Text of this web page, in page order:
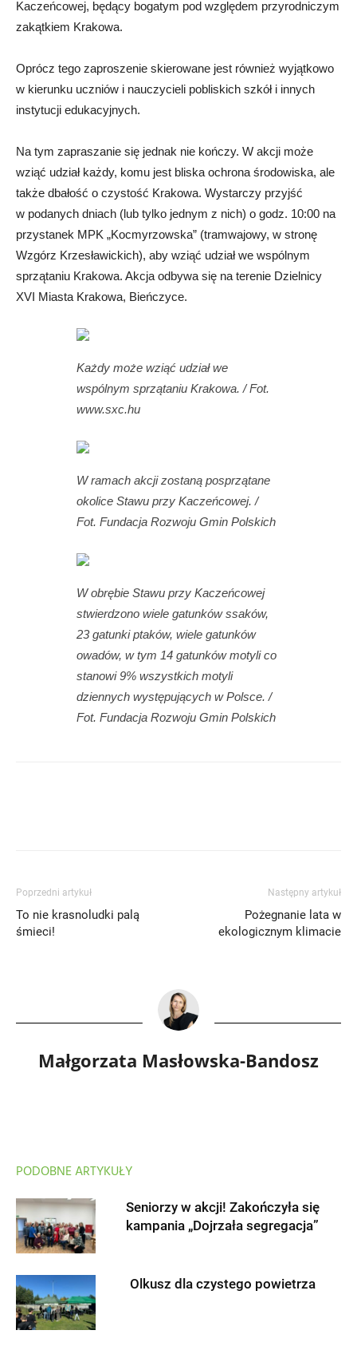
Kaczeńcowej, będący bogatym pod względem przyrodniczym
zakątkiem Krakowa.
Oprócz tego zaproszenie skierowane jest również wyjątkowo
w kierunku uczniów i nauczycieli pobliskich szkół i innych
instytucji edukacyjnych.
Na tym zapraszanie się jednak nie kończy. W akcji może
wziąć udział każdy, komu jest bliska ochrona środowiska, ale
także dbałość o czystość Krakowa. Wystarczy przyjść
w podanych dniach (lub tylko jednym z nich) o godz. 10:00 na
przystanek MPK „Kocmyrzowska” (tramwajowy, w stronę
Wzgórz Krzesławickich), aby wziąć udział we wspólnym
sprzątaniu Krakowa. Akcja odbywa się na terenie Dzielnicy
XVI Miasta Krakowa, Bieńczyce.
Każdy może wziąć udział we
wspólnym sprzątaniu Krakowa. / Fot.
www.sxc.hu
W ramach akcji zostaną posprzątane
okolice Stawu przy Kaczeńcowej. /
Fot. Fundacja Rozwoju Gmin Polskich
W obrębie Stawu przy Kaczeńcowej
stwierdzono wiele gatunków ssaków,
23 gatunki ptaków, wiele gatunków
owadów, w tym 14 gatunków motyli co
stanowi 9% wszystkich motyli
dziennych występujących w Polsce. /
Fot. Fundacja Rozwoju Gmin Polskich
Poprzedni artykuł
To nie krasnoludki palą
śmieci!
Następny artykuł
Pożegnanie lata w
ekologicznym klimacie
Małgorzata Masłowska-Bandosz
PODOBNE ARTYKUŁY
Seniorzy w akcji! Zakończyła się
kampania „Dojrzała segregacja”
Olkusz dla czystego powietrza